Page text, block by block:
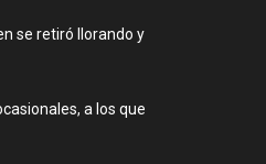
se retiró llorando y
a los que